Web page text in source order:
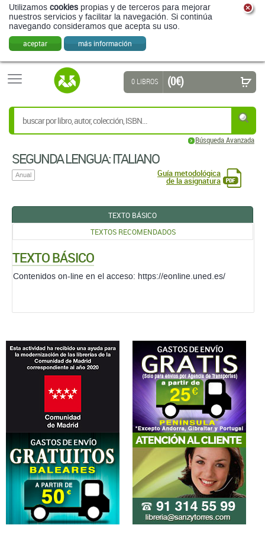
Utilizamos cookies propias y de terceros para mejorar
nuestros servicios y facilitar la navegación. Si continúa
navegando consideramos que acepta su uso.
aceptar más información
Búsqueda Avanzada
0 LIBROS (0 €)
SEGUNDA LENGUA: ITALIANO
Anual Guía metodológica
de la asignatura
TEXTO BÁSICO
TEXTOS RECOMENDADOS
TEXTO BÁSICO
Contenidos on-line en el acceso: https://eonline.uned.es/